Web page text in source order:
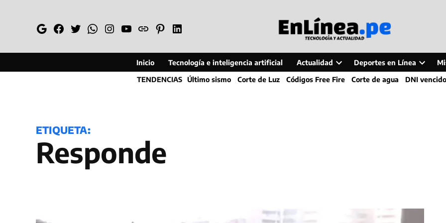
GoogleFacebook
TwitterWhatsapp
Instagram
YouTube
WebPinterestLinkedin
Inicio Tecnología e inteligencia artificial Actualidad
Open
dropdown
Deportes en Línea
Open
dropdown
TENDENCIAS Último sismo Corte de Luz Códigos Free Fire Corte de agua DNI vencido
ETIQUETA:
Responde